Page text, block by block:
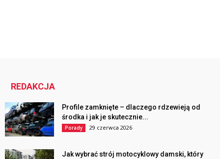
REDAKCJA
Profile zamknięte – dlaczego rdzewieją od
środka i jak je skutecznie...
Porady 29 czerwca 2026
Jak wybrać strój motocyklowy damski, który